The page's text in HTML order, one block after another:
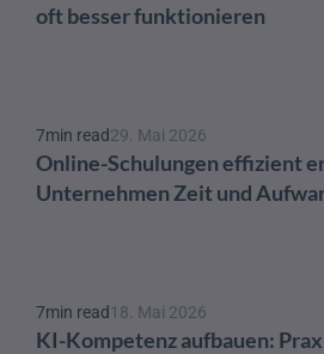
oft besser funktionieren
7min read29. Mai 2026
Online-Schulungen effizient
Unternehmen Zeit und
7min read18. Mai 2026
KI-Kompetenz aufbauen: